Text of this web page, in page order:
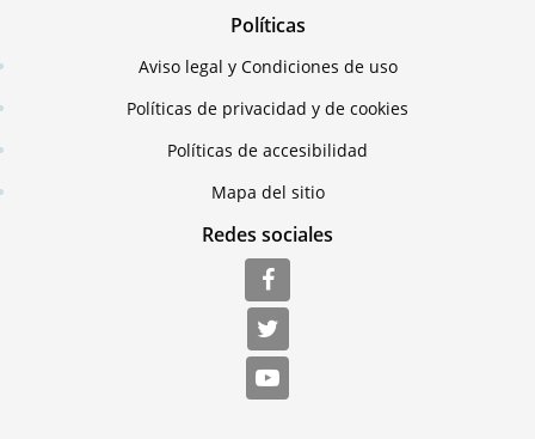
Políticas
Aviso legal y Condiciones de uso
Políticas de privacidad y de cookies
Políticas de accesibilidad
Mapa del sitio
Redes sociales